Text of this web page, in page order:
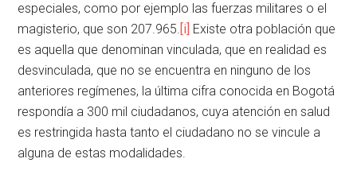
especiales, como por ejemplo las fuerzas militares o el
magisterio, que son 207.965. [i] Existe otra población que
es aquella que denominan vinculada, que en realidad es
desvinculada, que no se encuentra en ninguno de los
anteriores regímenes, la última cifra conocida en Bogotá
respondía a 300 mil ciudadanos, cuya atención en salud
es restringida hasta tanto el ciudadano no se vincule a
alguna de estas modalidades.